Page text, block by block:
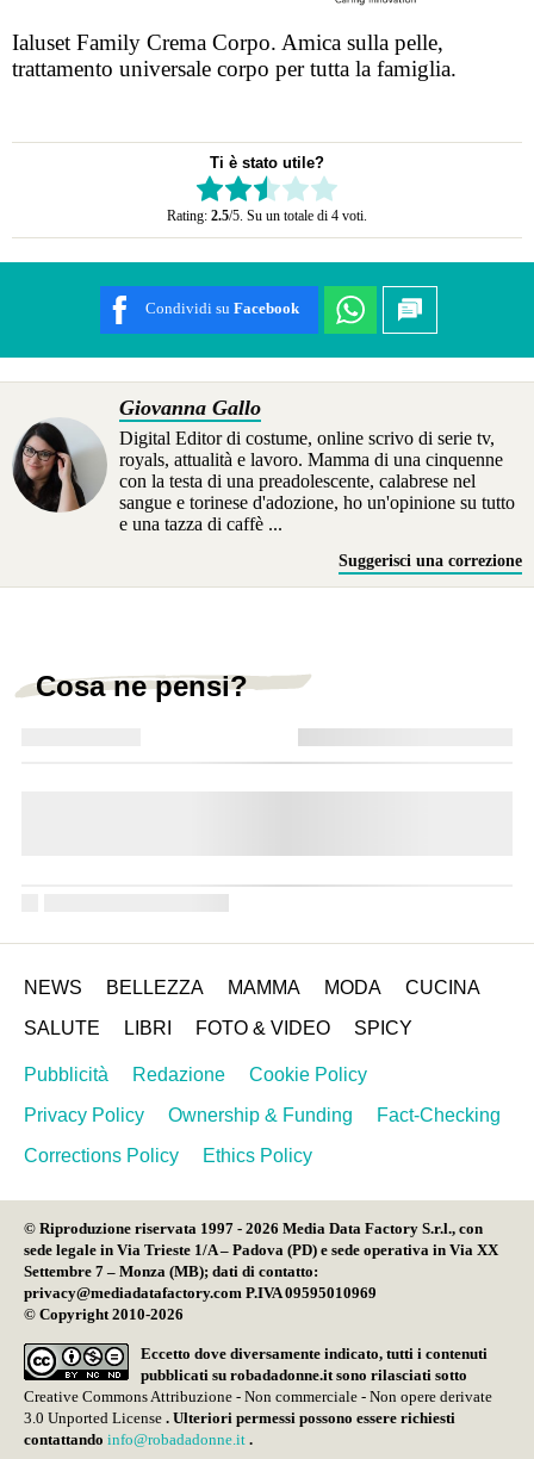
Ialuset Family Crema Corpo. Amica sulla pelle,
trattamento universale corpo per tutta la famiglia.
Ti è stato utile?
Rate this item:
SUBMIT RATING
Rating: 2.5/5. Su un totale di 4 voti.
Condividi su Facebook
Giovanna Gallo
Digital Editor di costume, online scrivo di serie tv,
royals, attualità e lavoro. Mamma di una cinquenne
con la testa di una preadolescente, calabrese nel
sangue e torinese d'adozione, ho un'opinione su tutto
e una tazza di caffè ...
Suggerisci una correzione
Cosa ne pensi?
NEWS BELLEZZA MAMMA MODA
CUCINA
SALUTE
LIBRI FOTO & VIDEO SPICY
Pubblicità Redazione
Cookie Policy
Privacy Policy
Ownership & Funding
Fact-Checking
Corrections Policy
Ethics Policy
© Riproduzione riservata 1997 - 2026 Media Data Factory S.r.l., con
sede legale in Via Trieste 1/A – Padova (PD) e sede operativa in Via XX
Settembre 7 – Monza (MB); dati di contatto:
privacy@mediadatafactory.com P.IVA 09595010969
© Copyright 2010-2026
Eccetto dove diversamente indicato, tutti i contenuti
pubblicati su robadadonne.itsono rilasciati sotto
Creative Commons Attribuzione - Non commerciale - Non opere derivate
3.0 Unported License . Ulteriori permessi possono essere richiesti
contattando info@robadadonne.it .